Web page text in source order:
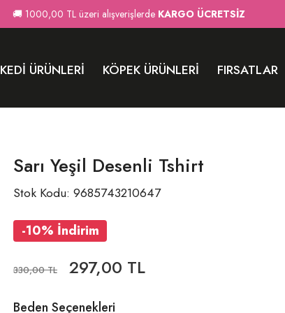
🚚 1000,00 TL üzeri alışverişlerde KARGO ÜCRETSİZ
KEDI ÜRÜNLERI KÖPEK ÜRÜNLERI FIRSATLAR
Sarı Yeşil Desenli Tshirt
Stok Kodu: 9685743210647
-10% İndirim
330,00 TL 297,00 TL
Beden Seçenekleri